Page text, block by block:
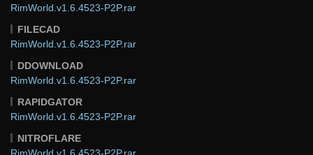
RimWorld.v1.6.4523-P2P.rar
FILECAD
RimWorld.v1.6.4523-P2P.rar
DDOWNLOAD
RimWorld.v1.6.4523-P2P.rar
RAPIDGATOR
RimWorld.v1.6.4523-P2P.rar
NITROFLARE
RimWorld.v1.6.4523-P2P.rar